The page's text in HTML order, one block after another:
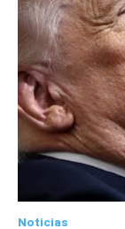
Noticias